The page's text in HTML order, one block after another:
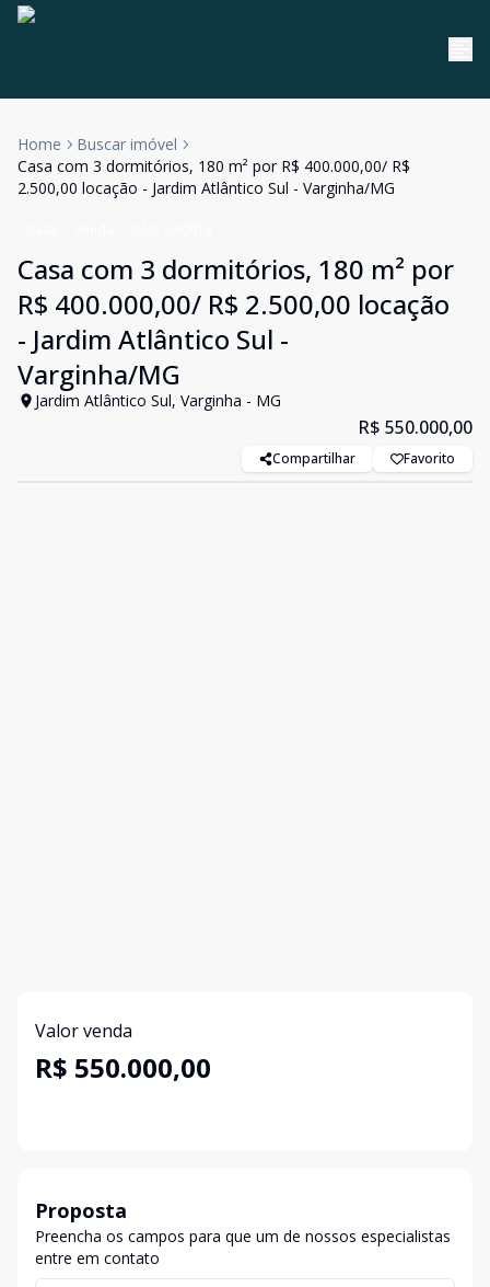
Home
Buscar imóvel
Casa com 3 dormitórios, 180 m² por R$ 400.000,00/ R$
2.500,00 locação - Jardim Atlântico Sul - Varginha/MG
Casa com 3 dormitórios, 180 m² por
R$ 400.000,00/ R$ 2.500,00 locação
- Jardim Atlântico Sul -
Varginha/MG
Jardim Atlântico Sul, Varginha - MG
R$ 550.000,00
Compartilhar Favorito
Valor venda
R$ 550.000,00
Proposta
Preencha os campos para que um de nossos especialistas
entre em contato